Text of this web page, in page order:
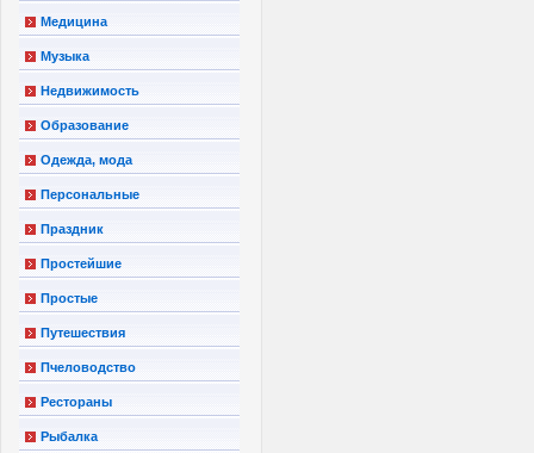
Медицина
Музыка
Недвижимость
Образование
Одежда, мода
Персональные
Праздник
Простейшие
Простые
Путешествия
Пчеловодство
Рестораны
Рыбалка